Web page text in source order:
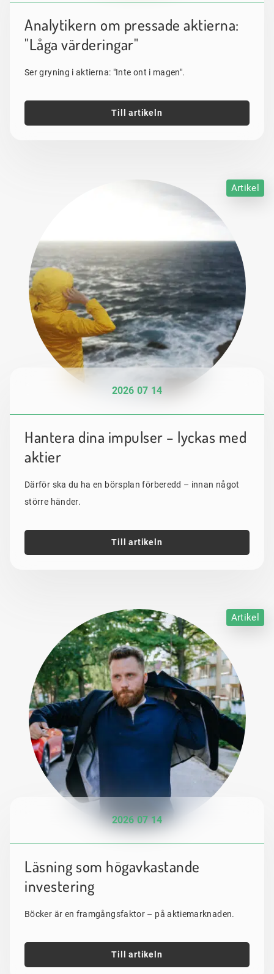
Analytikern om pressade aktierna:
"Låga värderingar"
Ser gryning i aktierna: "Inte ont i magen".
Till artikeln
Artikel
2026 07 14
Hantera dina impulser – lyckas med
aktier
Därför ska du ha en börsplan förberedd – innan något
större händer.
Till artikeln
Artikel
2026 07 14
Läsning som högavkastande
investering
Böcker är en framgångsfaktor – på aktiemarknaden.
Till artikeln